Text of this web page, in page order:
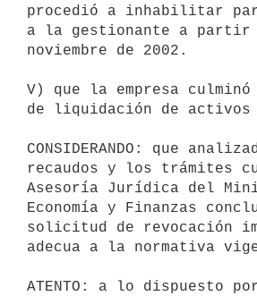
procedió a inhabilitar
a la gestionante a partir
noviembre de 2002.
V) que la empresa
de liquidación de activos
CONSIDERANDO: que
recaudos y los trámites
Asesoría Jurídica del
Economía y Finanzas
solicitud de revocación
adecua a la normativa
ATENTO: a lo dispuesto